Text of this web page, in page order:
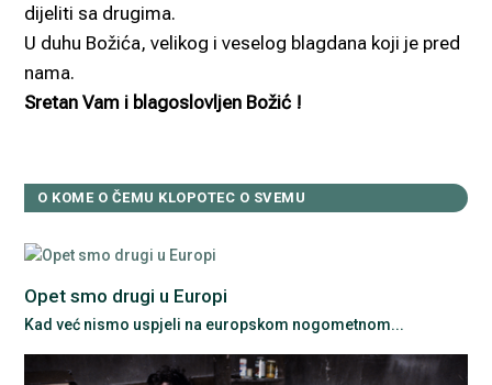
dijeliti sa drugima.
U duhu Božića, velikog i veselog blagdana koji je pred
nama.
Sretan Vam i blagoslovljen Božić !
O KOME O ČEMU KLOPOTEC O SVEMU
Opet smo drugi u Europi
Kad već nismo uspjeli na europskom nogometnom...